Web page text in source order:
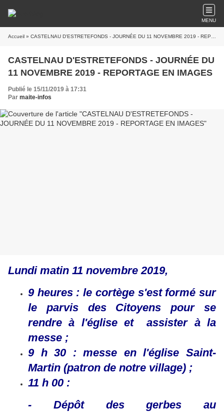
MENU
Accueil » CASTELNAU D'ESTRETEFONDS - JOURNÉE DU 11 NOVEMBRE 2019 - REPORTAGE EN IMAGES
CASTELNAU D'ESTRETEFONDS - JOURNÉE DU
11 NOVEMBRE 2019 - REPORTAGE EN IMAGES
Publié le 15/11/2019 à 17:31
Par maite-infos
Lundi matin 11 novembre 2019,
9 heures : le cortège s'est formé sur
le parvis des Citoyens pour se
rendre à l'église et assister à la
messe ;
9 h 30 : messe en l'église Saint-
Martin (patron de notre village) ;
11 h 00 :
- Dépôt des gerbes au